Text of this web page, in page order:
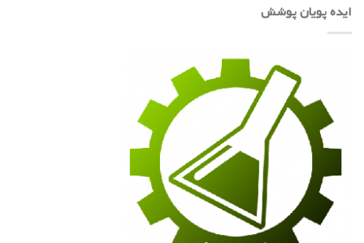
ایده پویان پوشش